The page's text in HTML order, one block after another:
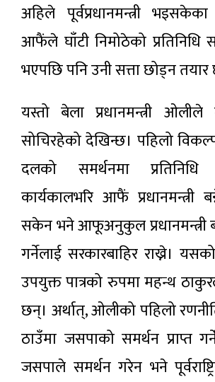
अहिले पूर्वप्रधानमन्त्री
आफैंले घाँटी निमोठेको प्रतिनिधि
भएपछि पनि उनी सत्ता छोड्न
यस्तो बेला प्रधानमन्त्री
सोचिरहेको देखिन्छ। पहिलो
दलको समर्थनमा
कार्यकालभरि आफैं प्रधानमन्त्री
सकेन भने आफूअनुकुल प्रधानमन्त्री
गर्नेलाई सरकारबाहिर राख्ने।
उपयुक्त पात्रको रुपमा महन्थ
छन्। अर्थात्, ओलीको पहिलो
ठाउँमा जसपाको समर्थन प्राप्त
जसपाले समर्थन गरेन भने